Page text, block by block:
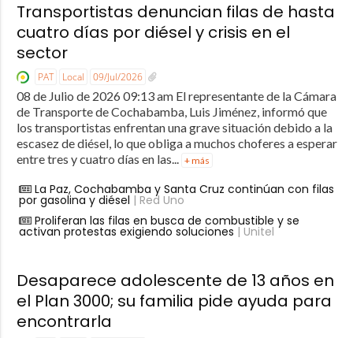
Transportistas denuncian filas de hasta
cuatro días por diésel y crisis en el
sector
PAT Local 09/Jul/2026
08 de Julio de 2026 09:13 am El representante de la Cámara
de Transporte de Cochabamba, Luis Jiménez, informó que
los transportistas enfrentan una grave situación debido a la
escasez de diésel, lo que obliga a muchos choferes a esperar
entre tres y cuatro días en las... + más
La Paz, Cochabamba y Santa Cruz continúan con filas
por gasolina y diésel | Red Uno
Proliferan las filas en busca de combustible y se
activan protestas exigiendo soluciones | Unitel
Desaparece adolescente de 13 años en
el Plan 3000; su familia pide ayuda para
encontrarla